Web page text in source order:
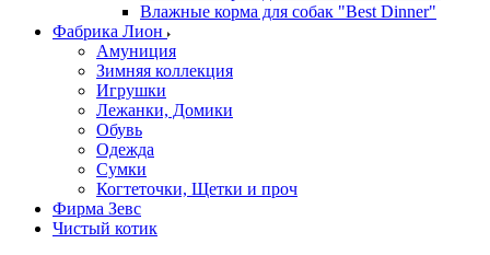
Влажные корма для собак "Best Dinner"
Фабрика Лион
Амуниция
Зимняя коллекция
Игрушки
Лежанки, Домики
Обувь
Одежда
Сумки
Когтеточки, Щетки и проч
Фирма Зевс
Чистый котик